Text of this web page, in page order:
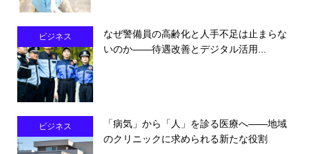
ビジネス
なぜ警備員の高齢化と人手不足は止まらな
いのか――待遇改善とデジタル活用...
ビジネス
「病気」から「人」を診る医療へ――地域
のクリニックに求められる新たな役割